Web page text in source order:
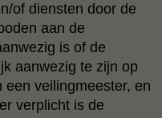
of diensten door de
aan de
is of de
aanwezig te zijn op
veilingmeester, en
verplicht is de